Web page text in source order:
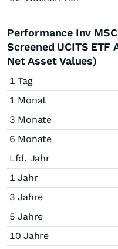
Performance Inv
Screened UCITS ETF
Net Asset Values)
1 Tag
1 Monat
3 Monate
6 Monate
Lfd. Jahr
1 Jahr
3 Jahre
5 Jahre
10 Jahre